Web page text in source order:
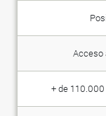
Acceso
+ de